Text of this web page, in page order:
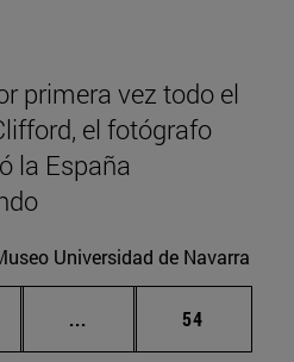
primera vez todo el
el fotógrafo
la España
Universidad de Navarra
... Páginas intermedias
Página
54